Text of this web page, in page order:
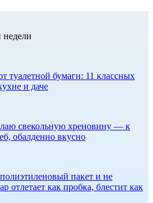
недели
туалетной бумаги: 11 классных
и даче
свекольную хреновину — к
обалденно вкусно
пакет и не
отлетает как пробка, блестит как